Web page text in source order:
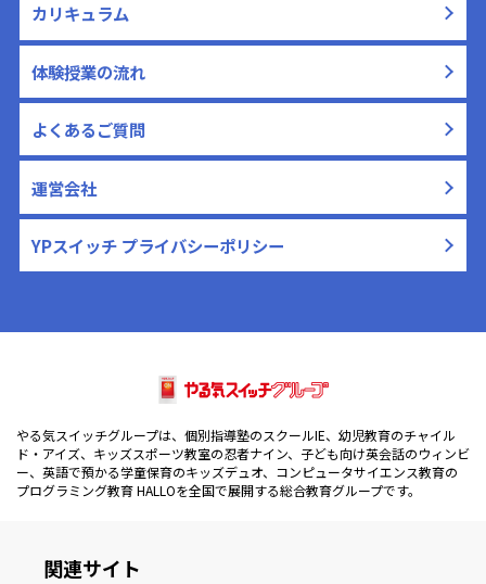
カリキュラム
体験授業の流れ
よくあるご質問
運営会社
YPスイッチ プライバシーポリシー
やる気スイッチグループは、個別指導塾のスクールIE、幼児教育のチャイル
ド・アイズ、キッズスポーツ教室の忍者ナイン、子ども向け英会話のウィンビ
ー、英語で預かる学童保育のキッズデュオ、コンピュータサイエンス教育の
プログラミング教育 HALLOを全国で展開する総合教育グループです。
関連サイト